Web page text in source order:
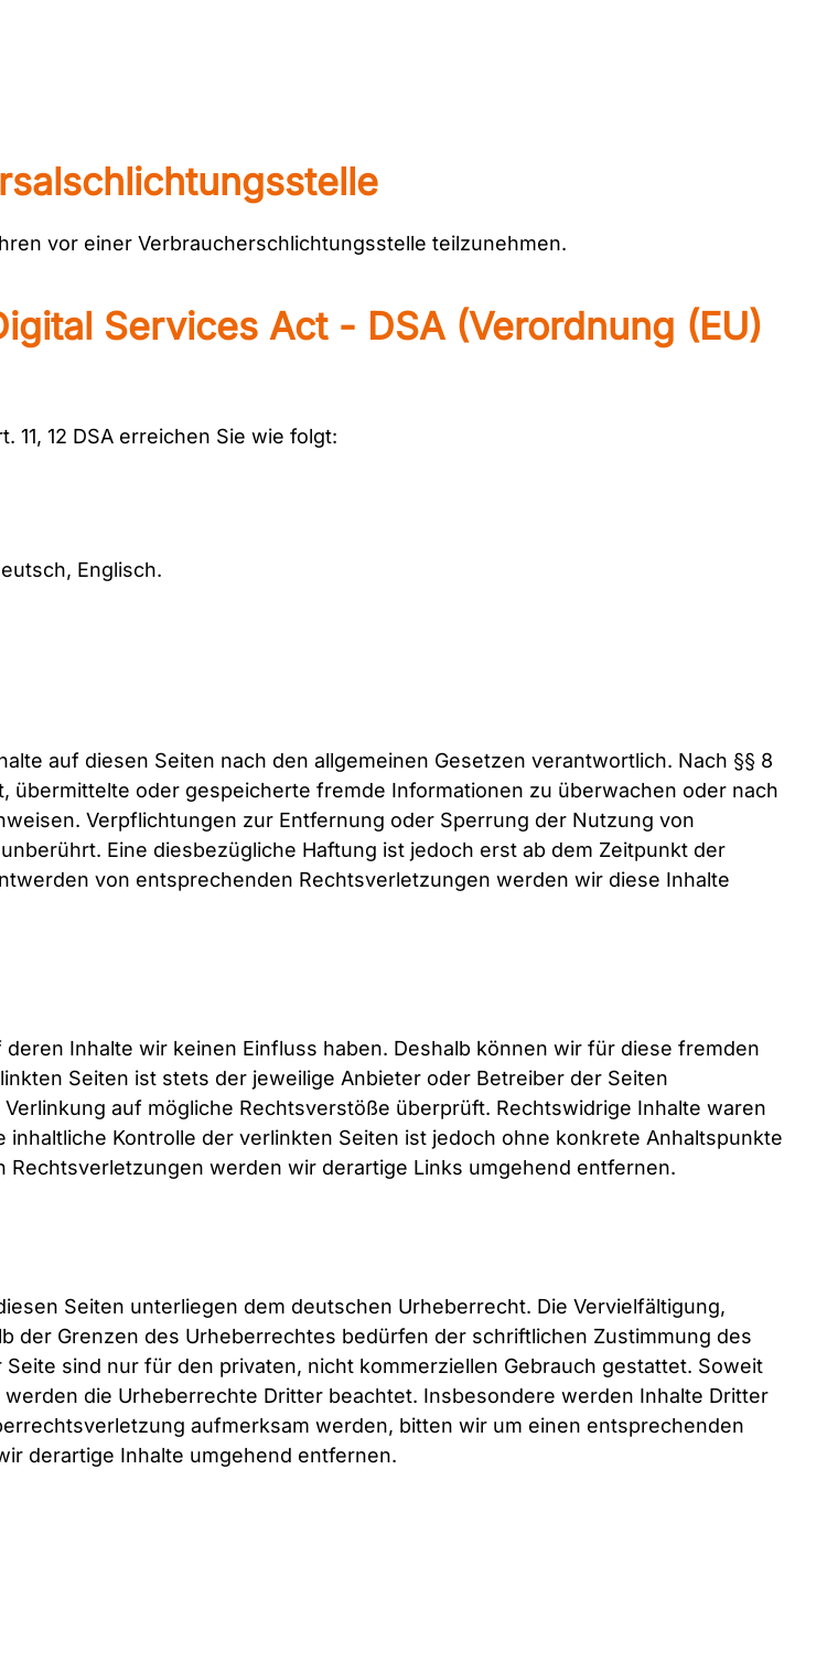
vor einer Verbraucherschlichtungsstelle teilzunehmen.
Services Act - DSA (Verordnung (EU)
12 DSA erreichen Sie wie folgt:
Englisch.
auf diesen Seiten nach den allgemeinen Gesetzen verantwortlich. Nach §§ 8
übermittelte oder gespeicherte fremde Informationen zu überwachen oder nach
Verpflichtungen zur Entfernung oder Sperrung der Nutzung von
Eine diesbezügliche Haftung ist jedoch erst ab dem Zeitpunkt der
von entsprechenden Rechtsverletzungen werden wir diese Inhalte
Inhalte wir keinen Einfluss haben. Deshalb können wir für diese fremden
Seiten ist stets der jeweilige Anbieter oder Betreiber der Seiten
auf mögliche Rechtsverstöße überprüft. Rechtswidrige Inhalte waren
Kontrolle der verlinkten Seiten ist jedoch ohne konkrete Anhaltspunkte
werden wir derartige Links umgehend entfernen.
Seiten unterliegen dem deutschen Urheberrecht. Die Vervielfältigung,
der Grenzen des Urheberrechtes bedürfen der schriftlichen Zustimmung des
sind nur für den privaten, nicht kommerziellen Gebrauch gestattet. Soweit
die Urheberrechte Dritter beachtet. Insbesondere werden Inhalte Dritter
aufmerksam werden, bitten wir um einen entsprechenden
derartige Inhalte umgehend entfernen.